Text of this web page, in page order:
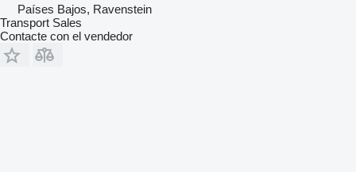
Países Bajos, Ravenstein
Transport Sales
Contacte con el vendedor